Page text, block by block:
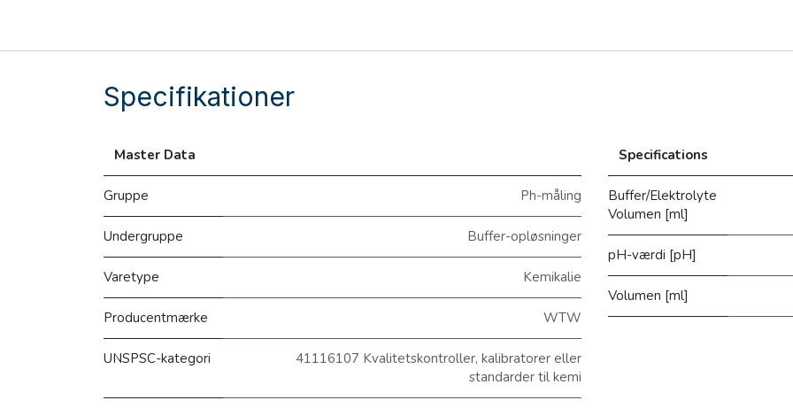
Specifikationer
Master Data
Gruppe Ph-måling
Undergruppe Buffer-opløsninger
Varetype Kemikalie
Producentmærke WTW
UNSPSC-kategori
41116107 Kvalitetskontroller, kalibratorer eller
standarder til kemi
Specifications
Buffer/Elektrolyte
Volumen [ml]
pH-værdi [pH]
Volumen [ml]